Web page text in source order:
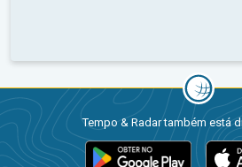
Tempo & Radar também está